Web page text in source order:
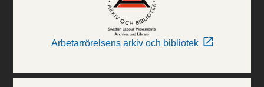
Arbetarrörelsens arkiv och bibliotek